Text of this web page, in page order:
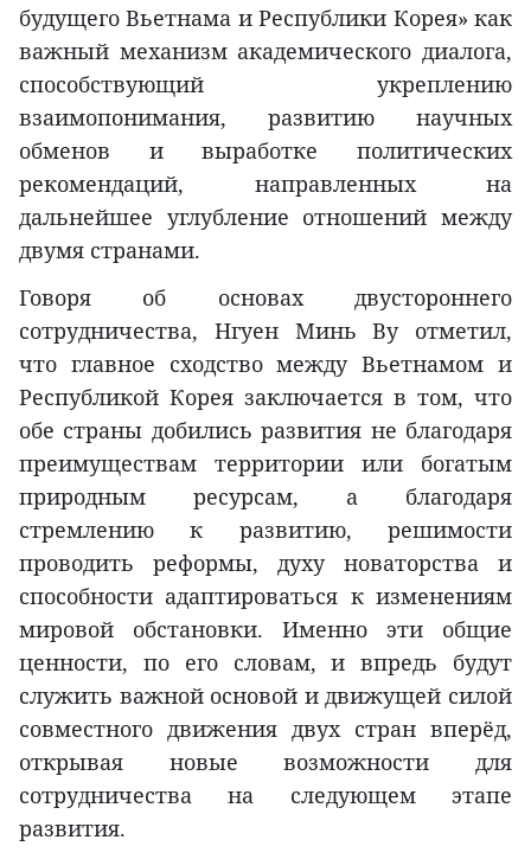
будущего Вьетнама и Республики Корея» как
важный механизм академического диалога,
способствующий укреплению
взаимопонимания, развитию научных
обменов и выработке политических
рекомендаций, направленных на
дальнейшее углубление отношений между
двумя странами.
Говоря об основах двустороннего
сотрудничества, Нгуен Минь Ву отметил,
что главное сходство между Вьетнамом и
Республикой Корея заключается в том, что
обе страны добились развития не благодаря
преимуществам территории или богатым
природным ресурсам, а благодаря
стремлению к развитию, решимости
проводить реформы, духу новаторства и
способности адаптироваться к изменениям
мировой обстановки. Именно эти общие
ценности, по его словам, и впредь будут
служить важной основой и движущей силой
совместного движения двух стран вперёд,
открывая новые возможности для
сотрудничества на следующем этапе
развития.